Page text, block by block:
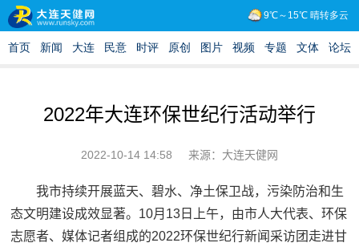
2022年大连环保世纪行活动举行
2022-10-14 14:58 来源：大连天健网
我市持续开展蓝天、碧水、净土保卫战，污染防治和生
态文明建设成效显著。10月13日上午，由市人大代表、环保
志愿者、媒体记者组成的2022环保世纪行新闻采访团走进甘